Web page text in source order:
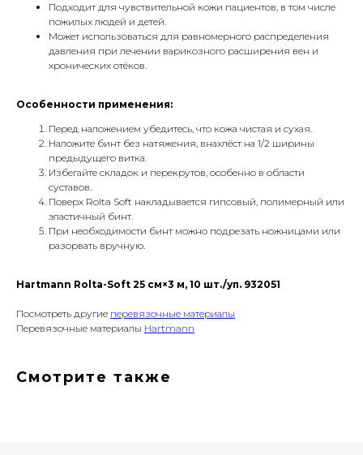
Подходит для чувствительной кожи пациентов, в том числе
пожилых людей и детей.
Может использоваться для равномерного распределения
давления при лечении варикозного расширения вен и
хронических отёков.
Особенности применения:
Перед наложением убедитесь, что кожа чистая и сухая.
Наложите бинт без натяжения, внахлёст на 1/2 ширины
предыдущего витка.
Избегайте складок и перекрутов, особенно в области
суставов.
Поверх Rolta Soft накладывается гипсовый, полимерный или
эластичный бинт.
При необходимости бинт можно подрезать ножницами или
разорвать вручную.
Hartmann Rolta-Soft 25 см×3 м, 10 шт./уп. 932051
Посмотреть другие перевязочные материалы
Перевязочные материалы Hartmann
Смотрите также